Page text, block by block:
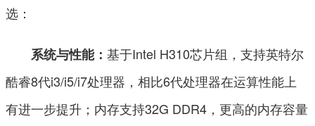
选：
系统与性能：基于Intel H310芯片组，支持英特尔
酷睿8代i3/i5/i7处理器，相比6代处理器在运算性能上
有进一步提升；内存支持32G DDR4，更高的内存容量